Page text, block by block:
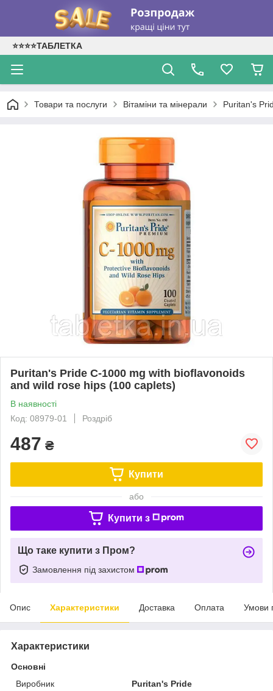
⭐⭐⭐⭐ТАБЛЕТКА
Товари та послуги Вітаміни та мінерали Puritan's
Puritan's Pride C-1000 mg with bioflavonoids
and wild rose hips (100 caplets)
В наявності
Код: 08979-01
Роздріб
487 ₴
Купити
або
Купити з
Що таке купити з Пром?
Замовлення під захистом
Опис Характеристики Доставка Оплата Умови
Характеристики
Основні
Виробник
Puritan's Pride